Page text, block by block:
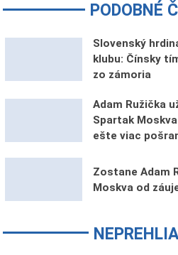
PODOBNÉ
Slovenský
klubu: Čínsky
zo zámoria
Adam Ružička
Spartak
ešte viac
Zostane Adam
Moskva od